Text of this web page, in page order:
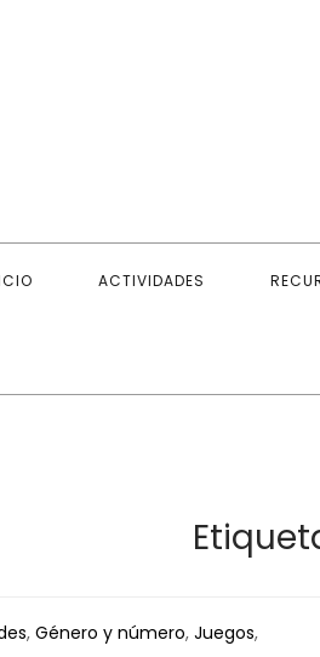
ACTIVIDADES
, Género y número, Juegos,